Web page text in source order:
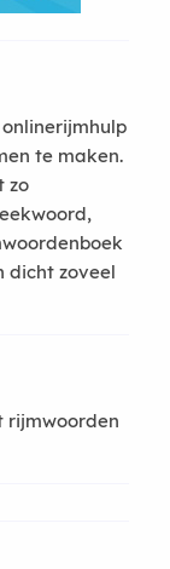
te maken.
zo
dicht zoveel
rijmwoorden